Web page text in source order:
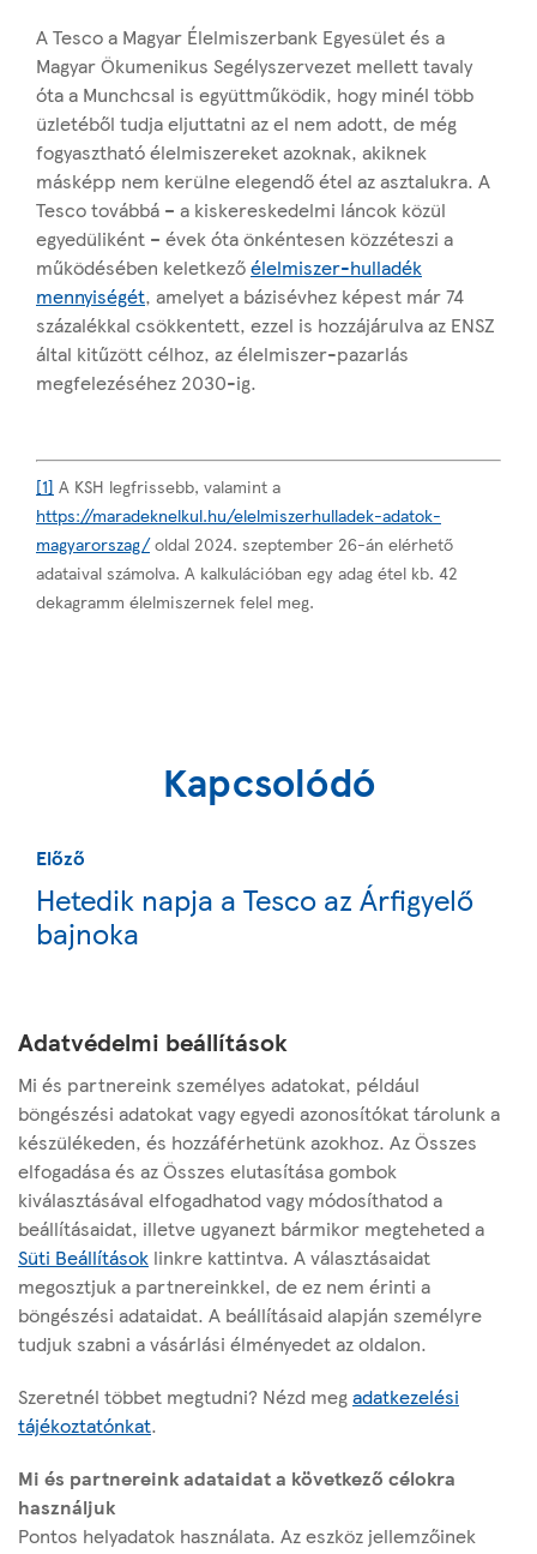
A Tesco a Magyar Élelmiszerbank Egyesület és a
Magyar Ökumenikus Segélyszervezet mellett tavaly
óta a Munchcsal is együttműködik, hogy minél több
üzletéből tudja eljuttatni az el nem adott, de még
fogyasztható élelmiszereket azoknak, akiknek
másképp nem kerülne elegendő étel az asztalukra. A
Tesco továbbá – a kiskereskedelmi láncok közül
egyedüliként – évek óta önkéntesen közzéteszi a
működésében keletkezőélelmiszer-hulladék
mennyiségét, amelyet a bázisévhez képest már 74
százalékkal csökkentett, ezzel is hozzájárulva az ENSZ
által kitűzött célhoz, az élelmiszer-pazarlás
megfelezéséhez 2030-ig.
[1] A KSH legfrissebb, valamint a
https://maradeknelkul.hu/elelmiszerhulladek-adatok-
magyarorszag/oldal 2024. szeptember 26-án elérhető
adataival számolva. A kalkulációban egy adag étel kb. 42
dekagramm élelmiszernek felel meg.
Kapcsolódó
Előző
Hetedik napja a Tesco az Árfigyelő
bajnoka
57 millió forint országszerte a helyi
fiatalok és közösségek jövőjére:
elstartolt a Tesco új pályázati
programja
Az oldalról
Hasznos linkek
Modernkori Rabszolgaság Elleni Nyilatkozat
Adatvédelmi beállítások
Mi és partnereink személyes adatokat, például
böngészési adatokat vagy egyedi azonosítókat tárolunk a
készülékeden, és hozzáférhetünk azokhoz. Az Összes
elfogadása és az Összes elutasítása gombok
kiválasztásával elfogadhatod vagy módosíthatod a
beállításaidat, illetve ugyanezt bármikor megteheted a
Süti Beállítások linkre kattintva. A választásaidat
megosztjuk a partnereinkkel, de ez nem érinti a
böngészési adataidat. A beállításaid alapján személyre
tudjuk szabni a vásárlási élményedet az oldalon.
Szeretnél többet megtudni? Nézd megadatkezelési
tájékoztatónkat.
Mi és partnereink adataidat a következő célokra
használjuk
Pontos helyadatok használata. Az eszköz jellemzőinek